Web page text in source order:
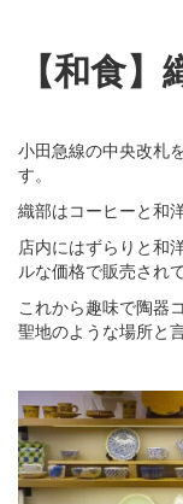
【和食
小田急線の中央改札
す。
織部はコーヒーと和
店内にはずらりと和
ルな価格で販売され
これから趣味で陶器
聖地のような場所と